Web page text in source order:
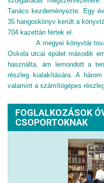
Tanács kezdeményezte. Egy
35 hangoskönyv került a
704 kazettán fértek el.
A megyei könyvtár
Oskola utcai épület második
használta, ám lemondott a
részleg kialakítására. A
valamint a számítógépes
FOGLALKOZÁSOK
CSOPORTOKNAK